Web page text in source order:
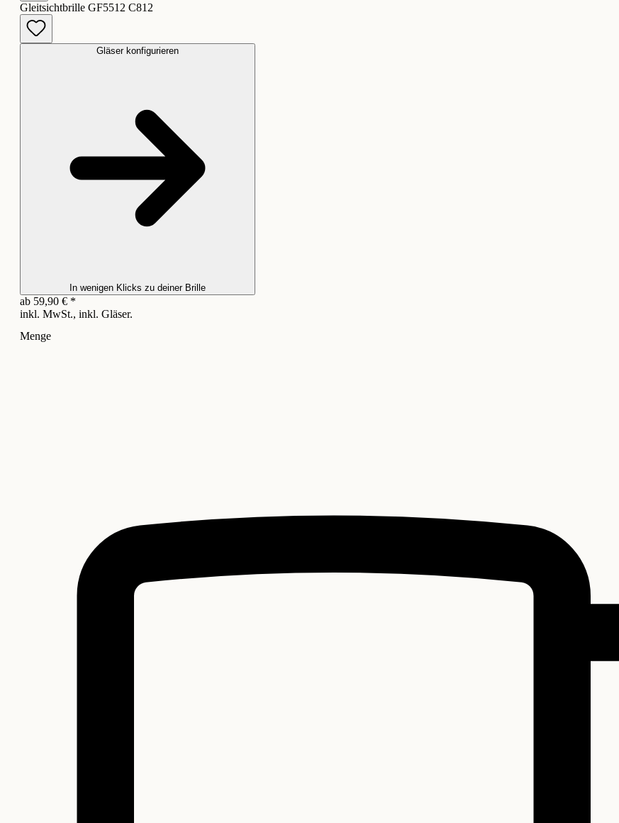
Gleitsichtbrille GF5512 C812
Gläser konfigurieren
In wenigen Klicks zu deiner Brille
ab 59,90 € *
inkl. MwSt., inkl. Gläser.
Menge